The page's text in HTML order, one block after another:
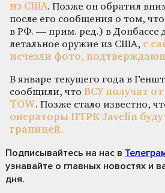
из США. Позже он обратил
после его сообщения о том,
в РФ. — прим. ред.) в Донбассе
летальное оружие из США, с
исчезли фото,
В январе текущего года в
сообщили, что ВСУ получат
TOW. Позже стало известно,
операторы ПТРК Javelin
границей.
Подписывайтесь на нас в
узнавайте о главных новостях и
дня.